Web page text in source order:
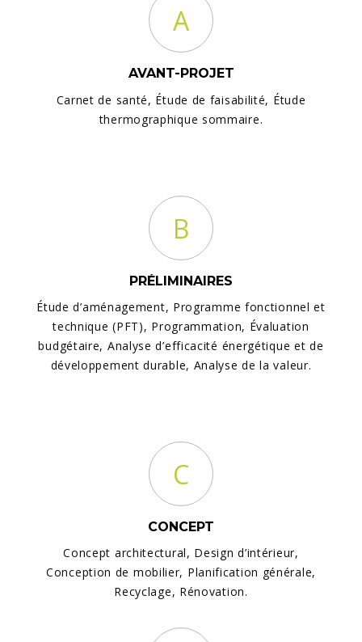
A
AVANT-PROJET
Carnet de santé, Étude de faisabilité, Étude
thermographique sommaire.
B
PRÉLIMINAIRES
Étude d’aménagement, Programme fonctionnel et
technique (PFT), Programmation, Évaluation
budgétaire, Analyse d’efficacité énergétique et de
développement durable, Analyse de la valeur.
C
CONCEPT
Concept architectural, Design d’intérieur,
Conception de mobilier, Planification générale,
Recyclage, Rénovation.